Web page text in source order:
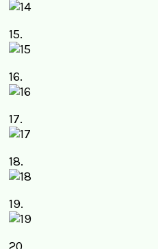
15.
16.
17.
18.
19.
20.